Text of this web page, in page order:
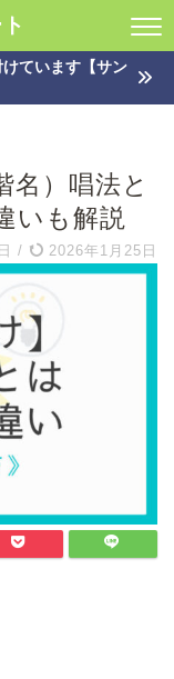
けています【サン
名）唱法と
いも解説
/ 2026年1月25日